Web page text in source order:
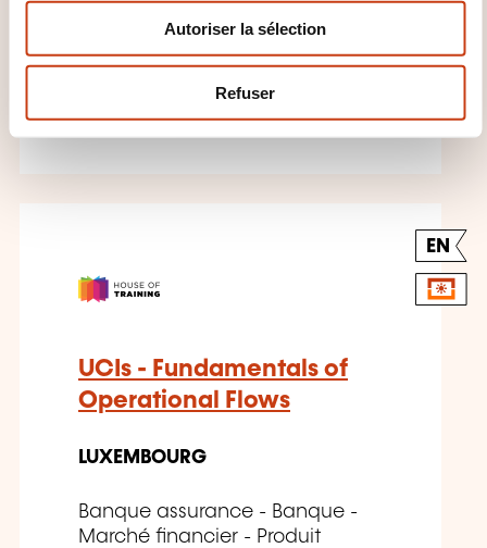
n
Autoriser la sélection
Refuser
Banque assurance - Banque -
EN
UCIs - Fundamentals of
Operational Flows
LUXEMBOURG
Banque assurance - Banque -
Marché financier - Produit